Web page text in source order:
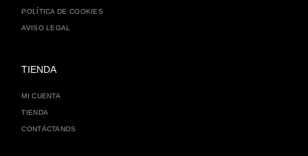
POLÍTICA DE COOKIES
AVISO LEGAL
TIENDA
MI CUENTA
TIENDA
CONTÁCTANOS